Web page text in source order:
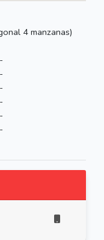
4 manzanas)
-
-
-
-
-
-